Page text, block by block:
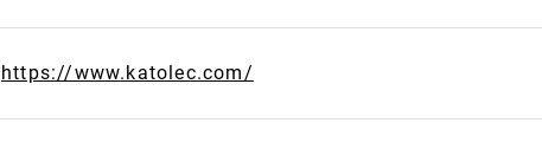
https://www.katolec.com/